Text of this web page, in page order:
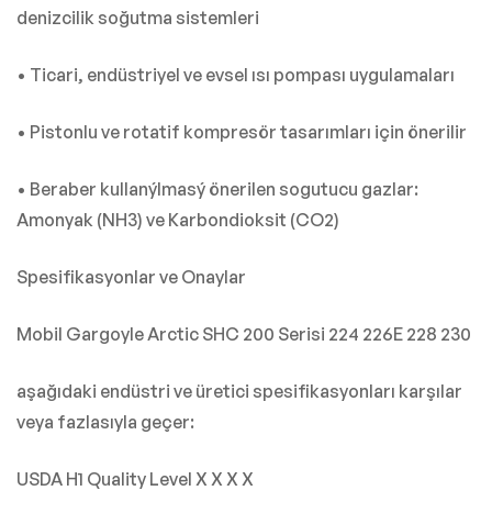
denizcilik soğutma sistemleri
• Ticari, endüstriyel ve evsel ısı pompası uygulamaları
• Pistonlu ve rotatif kompresör tasarımları için önerilir
• Beraber kullanýlmasý önerilen sogutucu gazlar:
Amonyak (NH3) ve Karbondioksit (CO2)
Spesifikasyonlar ve Onaylar
Mobil Gargoyle Arctic SHC 200 Serisi 224 226E 228 230
aşağıdaki endüstri ve üretici spesifikasyonları karşılar
veya fazlasıyla geçer:
USDA H1 Quality Level X X X X